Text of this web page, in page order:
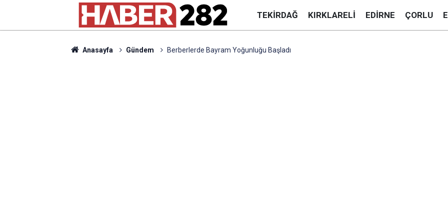
TEKIRDAĞ KIRKLARELI EDIRNE ÇORLU
Anasayfa Gündem Berberlerde Bayram Yoğunluğu Başladı